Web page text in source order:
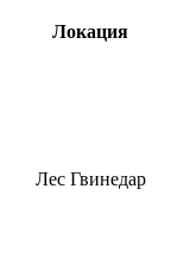
Локация
Лес Гвинедар